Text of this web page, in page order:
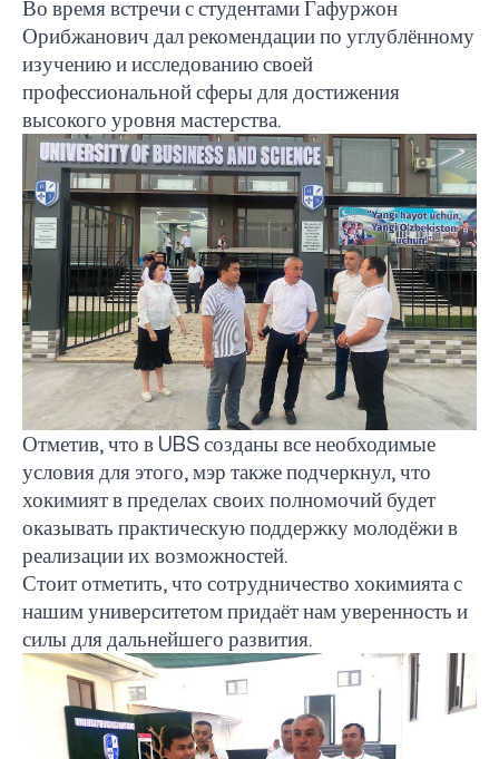
Во время встречи с студентами Гафуржон
Орибжанович дал рекомендации по углублённому
изучению и исследованию своей
профессиональной сферы для достижения
высокого уровня мастерства.
Отметив, что в UBS созданы все необходимые
условия для этого, мэр также подчеркнул, что
хокимият в пределах своих полномочий будет
оказывать практическую поддержку молодёжи в
реализации их возможностей.
Стоит отметить, что сотрудничество хокимията с
нашим университетом придаёт нам уверенность и
силы для дальнейшего развития.